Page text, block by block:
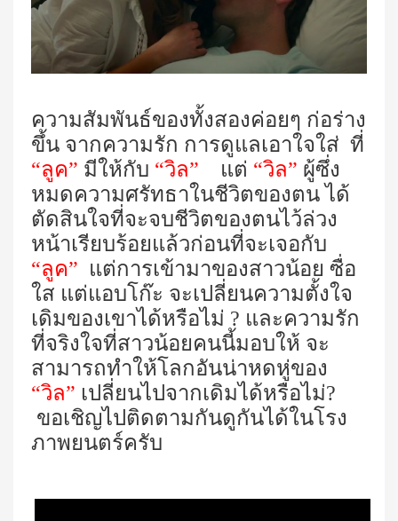
ความสัมพันธ์ของทั้งสองค่อยๆ ก่อร่าง
ขึ้น จากความรัก การดูแลเอาใจใส่ ที่
“ลูค” มีให้กับ “วิล” แต่ “วิล” ผู้ซึ่ง
หมดความศรัทธาในชีวิตของตน ได้
ตัดสินใจที่จะจบชีวิตของตนไว้ล่วง
หน้าเรียบร้อยแล้วก่อนที่จะเจอกับ
“ลูค” แต่การเข้ามาของสาวน้อย ซื่อ
ใส แต่แอบโก๊ะ จะเปลี่ยนความตั้งใจ
เดิมของเขาได้หรือไม่ ? และความรัก
ที่จริงใจที่สาวน้อยคนนี้มอบให้ จะ
สามารถทำให้โลกอันน่าหดหู่ของ
“วิล” เปลี่ยนไปจากเดิมได้หรือไม่?
ขอเชิญไปติดตามกันดูกันได้ในโรง
ภาพยนตร์ครับ